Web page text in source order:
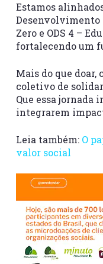
Estamos
Desenvolvimento
Zero e ODS 4 –
fortalecendo um
Mais do que
coletivo de
Que essa jornada
integrarem
Leia também: O
valor social